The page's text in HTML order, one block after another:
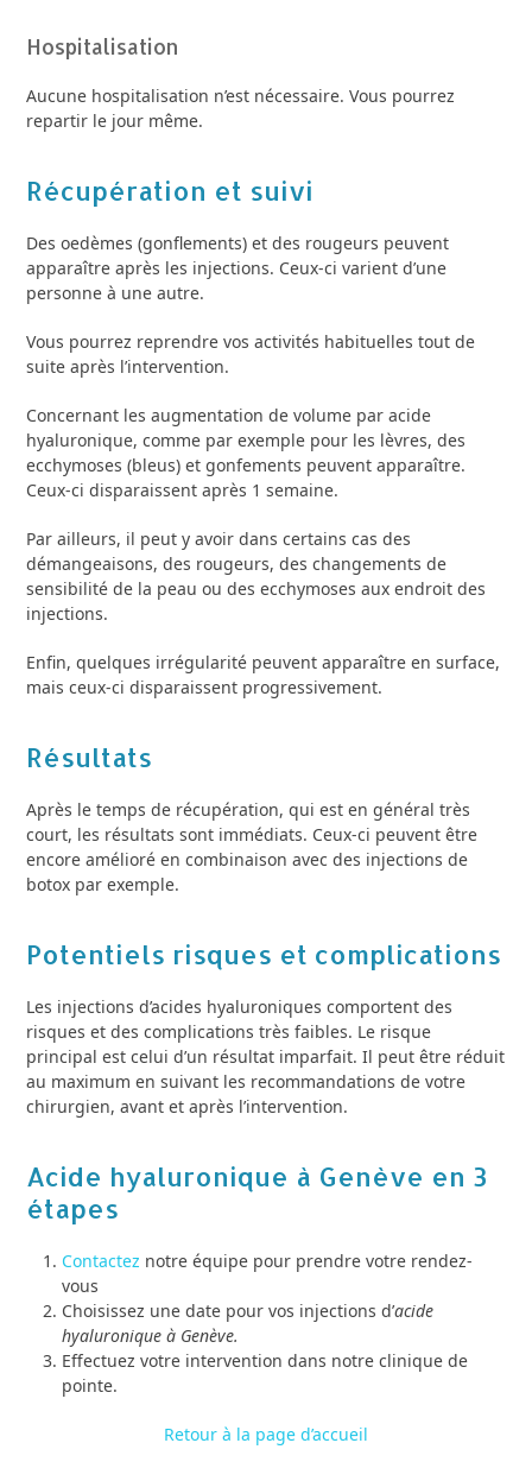
Hospitalisation
Aucune hospitalisation n’est nécessaire. Vous pourrez
repartir le jour même.
Récupération et suivi
Des oedèmes (gonflements) et des rougeurs peuvent
apparaître après les injections. Ceux-ci varient d’une
personne à une autre.
Vous pourrez reprendre vos activités habituelles tout de
suite après l’intervention.
Concernant les augmentation de volume par acide
hyaluronique, comme par exemple pour les lèvres, des
ecchymoses (bleus) et gonfements peuvent apparaître.
Ceux-ci disparaissent après 1 semaine.
Par ailleurs, il peut y avoir dans certains cas des
démangeaisons, des rougeurs, des changements de
sensibilité de la peau ou des ecchymoses aux endroit des
injections.
Enfin, quelques irrégularité peuvent apparaître en surface,
mais ceux-ci disparaissent progressivement.
Résultats
Après le temps de récupération, qui est en général très
court, les résultats sont immédiats. Ceux-ci peuvent être
encore amélioré en combinaison avec des injections de
botox par exemple.
Potentiels risques et complications
Les injections d’acides hyaluroniques comportent des
risques et des complications très faibles. Le risque
principal est celui d’un résultat imparfait. Il peut être réduit
au maximum en suivant les recommandations de votre
chirurgien, avant et après l’intervention.
Acide hyaluronique à Genève en 3
étapes
Contactez notre équipe pour prendre votre rendez-
vous
Choisissez une date pour vos injections d’acide
hyaluronique à Genève.
Effectuez votre intervention dans notre clinique de
pointe.
Retour à la page d’accueil